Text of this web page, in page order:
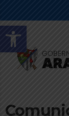
Abrir barra de